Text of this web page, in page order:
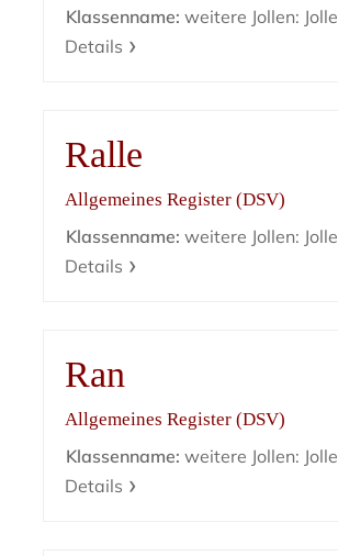
Klassenname: weitere Jollen: Jolle
Details
Ralle
Allgemeines Register (DSV)
Klassenname: weitere Jollen: Jolle
Details
Ran
Allgemeines Register (DSV)
Klassenname: weitere Jollen: Jolle
Details